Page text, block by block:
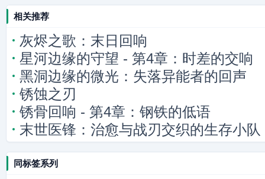
相关推荐
灰烬之歌：末日回响
星河边缘的守望 - 第4章：时差的交响
黑洞边缘的微光：失落异能者的回声
锈蚀之刃
锈骨回响 - 第4章：钢铁的低语
末世医锋：治愈与战刃交织的生存小队
同标签系列